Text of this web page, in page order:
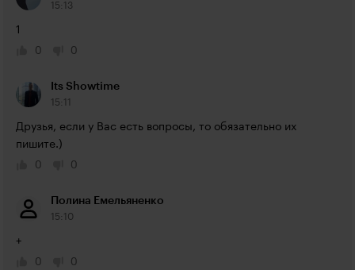
15:13
1
0
0
Its Showtime
15:11
Друзья, если у Вас есть вопросы, то обязательно их
пишите.)
0
0
Полина Емельяненко
15:10
+
0
0